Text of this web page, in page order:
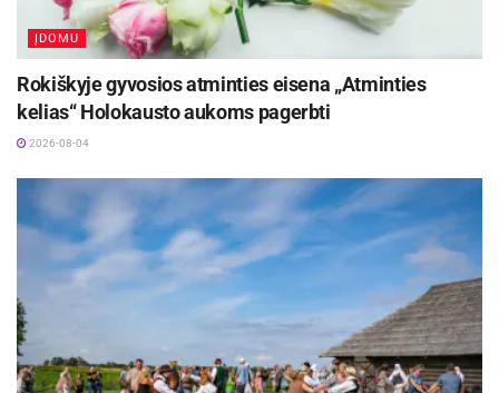
ĮDOMU
Rokiškyje gyvosios atminties eisena „Atminties
kelias“ Holokausto aukoms pagerbti
2026-08-04